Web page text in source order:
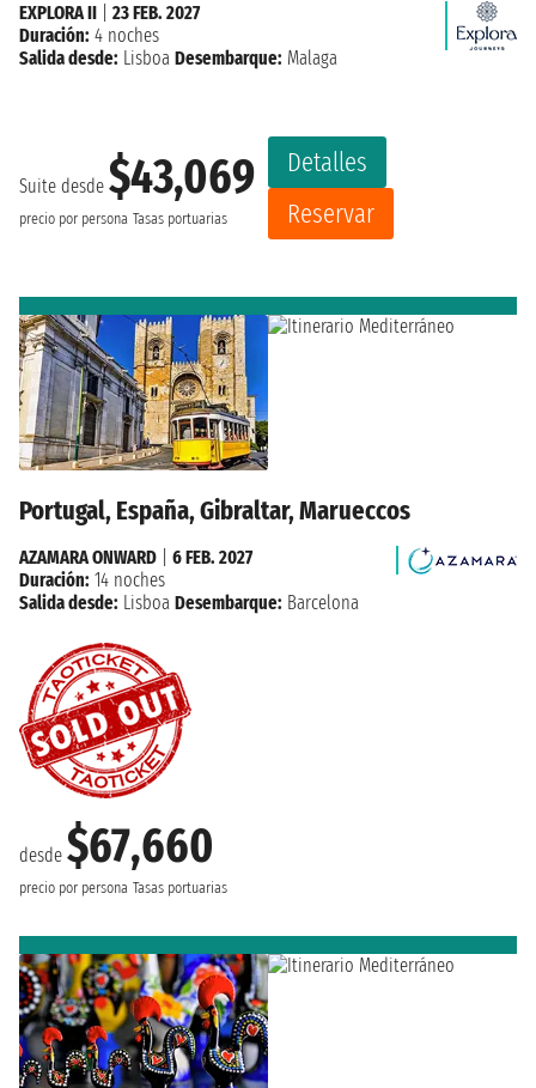
Suite desde $43,069
precio por persona Tasas portuarias
Detalles
Reservar
EXPLORA II
23 FEB. 2027
Duración: 4 noches
Salida desde: Lisboa Desembarque: Malaga
Portugal, España, Gibraltar, Marueccos
desde $67,660
precio por persona Tasas portuarias
AZAMARA ONWARD
6 FEB. 2027
Duración: 14 noches
Salida desde: Lisboa Desembarque: Barcelona